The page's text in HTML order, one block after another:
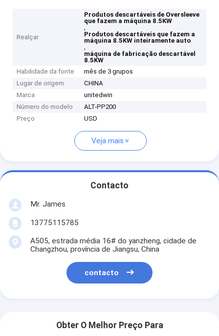
Realçar
Produtos descartáveis de Oversleeve
que fazem a máquina 8.5KW
,
Produtos descartáveis que fazem a
máquina 8.5KW inteiramente auto
,
máquina de fabricação descartável
8.5KW
Habilidade da fonte
mês de 3 grupos
Lugar de origem
CHINA
Marca
unitedwin
Número do modelo
ALT-PP200
Preço
USD
Veja mais
Contacto
Mr. James
13775115785
A505, estrada média 16# do yanzheng, cidade de
Changzhou, província de Jiangsu, China
contacto
Obter O Melhor Preço Para